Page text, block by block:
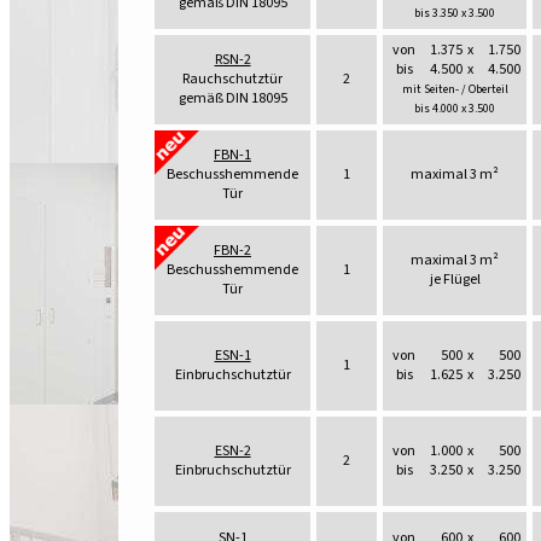
bis 3.350 x 3.500
RSN-2
Rauchschutztür
gemäß DIN 18095
2
von 1.375 x
1.750
bis
4.500 x 4.500
mit Seiten- / Oberteil
bis 4.000 x 3.500
FBN-1
Beschusshemmende
Tür
1 maximal 3 m²
FBN-2
Beschusshemmende
Tür
1
maximal 3 m²
je Flügel
ESN-1
Einbruchschutztür
1 von 500 x
500
bis
1.625 x 3.250
ESN-2
Einbruchschutztür
2 von 1.000 x
500
bis
3.250 x 3.250